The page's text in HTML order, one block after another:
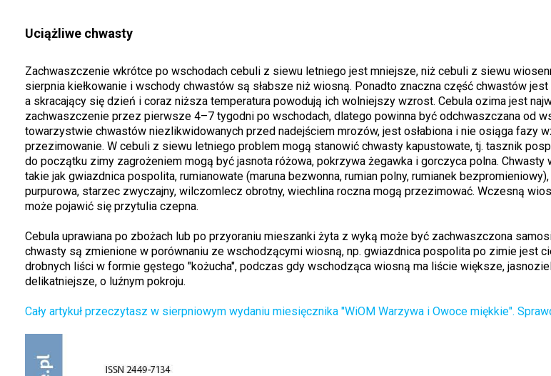
Uciążliwe chwasty
Zachwaszczenie wkrótce po wschodach cebuli z siewu letniego jest mniejsze, niż cebuli z siewu
sierpnia kiełkowanie i wschody chwastów są słabsze niż wiosną. Ponadto znaczna część chwastów
a skracający się dzień i coraz niższa temperatura powodują ich wolniejszy wzrost. Cebula ozima jest
zachwaszczenie przez pierwsze 4–7 tygodni po wschodach, dlatego powinna być odchwaszczana od
towarzystwie chwastów niezlikwidowanych przed nadejściem mrozów, jest osłabiona i nie osiąga fazy
przezimowanie. W cebuli z siewu letniego problem mogą stanowić chwasty kapustowate, tj. tasznik
do początku zimy zagrożeniem mogą być jasnota różowa, pokrzywa żegawka i gorczyca polna.
takie jak gwiazdnica pospolita, rumianowate (maruna bezwonna, rumian polny, rumianek
purpurowa, starzec zwyczajny, wilczomlecz obrotny, wiechlina roczna mogą przezimować. Wczesną
może pojawić się przytulia czepna.
Cebula uprawiana po zbożach lub po przyoraniu mieszanki żyta z wyką może być zachwaszczona
chwasty są zmienione w porównaniu ze wschodzącymi wiosną, np. gwiazdnica pospolita po zimie jest
drobnych liści w formie gęstego "kożucha", podczas gdy wschodząca wiosną ma liście większe,
delikatniejsze, o luźnym pokroju.
Cały artykuł przeczytasz w sierpniowym wydaniu miesięcznika "WiOM Warzywa i Owoce miękkie".